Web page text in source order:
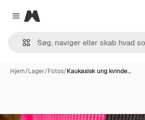
Close menu
Magnific
Hjem/Lager/Fotos/Kaukasisk ung kvinde…